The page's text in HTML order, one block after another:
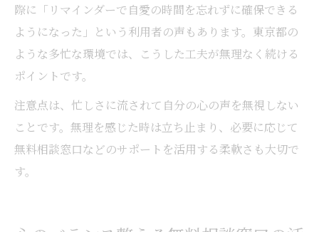
際に「リマインダーで自愛の時間を忘れずに確保できる
ようになった」という利用者の声もあります。東京都の
ような多忙な環境では、こうした工夫が無理なく続ける
ポイントです。
注意点は、忙しさに流されて自分の心の声を無視しない
ことです。無理を感じた時は立ち止まり、必要に応じて
無料相談窓口などのサポートを活用する柔軟さも大切で
す。